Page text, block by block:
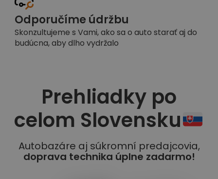
Odporučíme údržbu
Skonzultujeme s Vami, ako sa o auto starať aj do
budúcna, aby dlho vydržalo
Prehliadky po
celom Slovensku
Autobazáre aj súkromní predajcovia,
doprava technika úplne zadarmo!